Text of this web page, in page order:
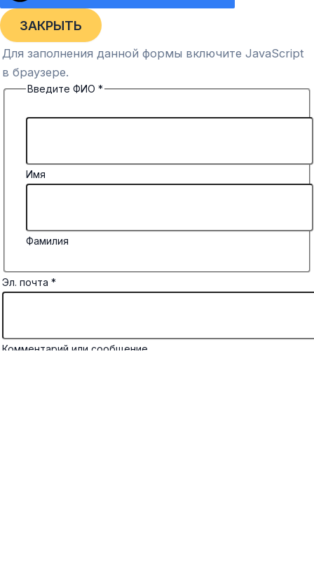
ЗАКРЫТЬ
Для заполнения данной формы включите JavaScript
в браузере.
Введите ФИО *
Имя
Фамилия
Эл. почта *
Комментарий или сообщение